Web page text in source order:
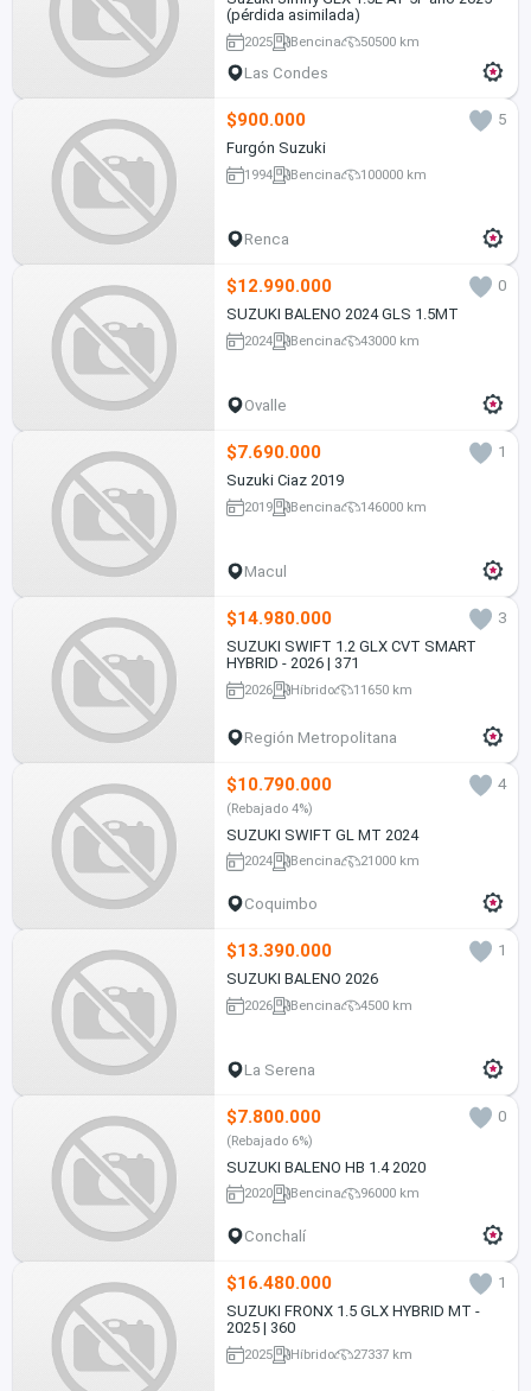
(pérdida asimilada)
2025 Bencina 50500 km
Las Condes
$900.000
5
Furgón Suzuki
1994 Bencina 100000 km
Renca
$12.990.000
0
SUZUKI BALENO 2024 GLS 1.5MT
2024 Bencina 43000 km
Ovalle
$7.690.000
1
Suzuki Ciaz 2019
2019 Bencina 146000 km
Macul
$14.980.000
3
SUZUKI SWIFT 1.2 GLX CVT SMART
HYBRID - 2026 | 371
2026 Híbrido 11650 km
Región Metropolitana
$10.790.000 4
(Rebajado 4%)
SUZUKI SWIFT GL MT 2024
2024 Bencina 21000 km
Coquimbo
$13.390.000
1
SUZUKI BALENO 2026
2026 Bencina 4500 km
La Serena
$7.800.000 0
(Rebajado 6%)
SUZUKI BALENO HB 1.4 2020
2020 Bencina 96000 km
Conchalí
$16.480.000
1
SUZUKI FRONX 1.5 GLX HYBRID MT -
2025 | 360
2025 Híbrido 27337 km